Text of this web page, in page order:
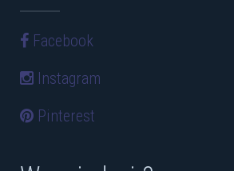
Facebook
Instagram
Pinterest